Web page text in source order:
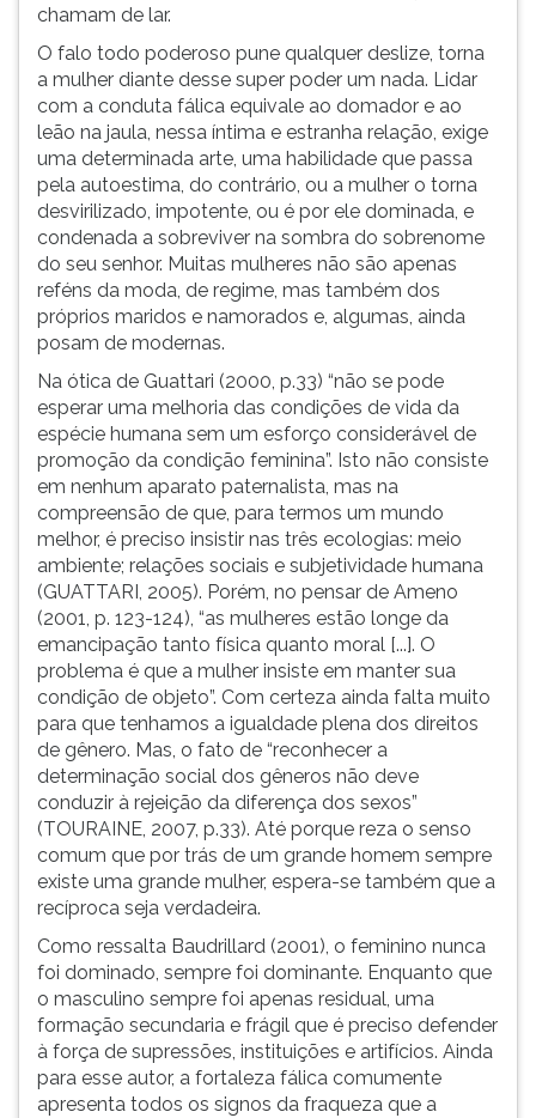
chamam de lar.
O falo todo poderoso pune qualquer deslize, torna
a mulher diante desse super poder um nada. Lidar
com a conduta fálica equivale ao domador e ao
leão na jaula, nessa íntima e estranha relação, exige
uma determinada arte, uma habilidade que passa
pela autoestima, do contrário, ou a mulher o torna
desvirilizado, impotente, ou é por ele dominada, e
condenada a sobreviver na sombra do sobrenome
do seu senhor. Muitas mulheres não são apenas
reféns da moda, de regime, mas também dos
próprios maridos e namorados e, algumas, ainda
posam de modernas.
Na ótica de Guattari (2000, p.33) “não se pode
esperar uma melhoria das condições de vida da
espécie humana sem um esforço considerável de
promoção da condição feminina”. Isto não consiste
em nenhum aparato paternalista, mas na
compreensão de que, para termos um mundo
melhor, é preciso insistir nas três ecologias: meio
ambiente; relações sociais e subjetividade humana
(GUATTARI, 2005). Porém, no pensar de Ameno
(2001, p. 123-124), “as mulheres estão longe da
emancipação tanto física quanto moral [...]. O
problema é que a mulher insiste em manter sua
condição de objeto”. Com certeza ainda falta muito
para que tenhamos a igualdade plena dos direitos
de gênero. Mas, o fato de “reconhecer a
determinação social dos gêneros não deve
conduzir à rejeição da diferença dos sexos”
(TOURAINE, 2007, p.33). Até porque reza o senso
comum que por trás de um grande homem sempre
existe uma grande mulher, espera-se também que a
recíproca seja verdadeira.
Como ressalta Baudrillard (2001), o feminino nunca
foi dominado, sempre foi dominante. Enquanto que
o masculino sempre foi apenas residual, uma
formação secundaria e frágil que é preciso defender
à força de supressões, instituições e artifícios. Ainda
para esse autor, a fortaleza fálica comumente
apresenta todos os signos da fraqueza que a